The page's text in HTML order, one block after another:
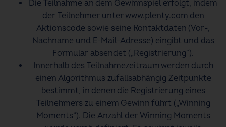
Die Teilnahme an dem Gewinnspiel erfolgt, indem
der Teilnehmer unter www.plenty.com den
Aktionscode sowie seine Kontaktdaten (Vor-,
Nachname und E-Mail-Adresse) eingibt und das
Formular absendet („Registrierung“).
Innerhalb des Teilnahmezeitraum werden durch
einen Algorithmus zufallsabhängig Zeitpunkte
bestimmt, in denen die Registrierung eines
Teilnehmers zu einem Gewinn führt („Winning
Moments“). Die Anzahl der Winning Moments